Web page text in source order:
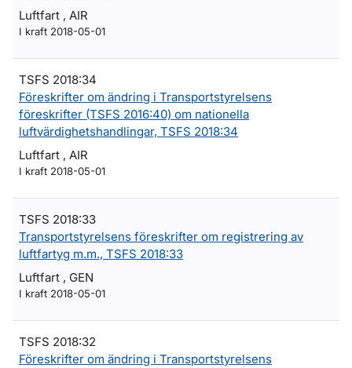
Luftfart , AIR
I kraft 2018-05-01
TSFS 2018:34
Föreskrifter om ändring i Transportstyrelsens
föreskrifter (TSFS 2016:40) om nationella
luftvärdighetshandlingar, TSFS 2018:34
Luftfart , AIR
I kraft 2018-05-01
TSFS 2018:33
Transportstyrelsens föreskrifter om registrering av
luftfartyg m.m., TSFS 2018:33
Luftfart , GEN
I kraft 2018-05-01
TSFS 2018:32
Föreskrifter om ändring i Transportstyrelsens